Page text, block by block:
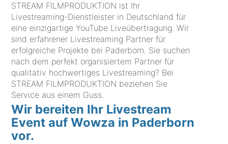
STREAM FILMPRODUKTION ist Ihr
Livestreaming-Dienstleister in Deutschland für
eine einzigartige YouTube Liveübertragung. Wir
sind erfahrener Livestreaming Partner für
erfolgreiche Projekte bei Paderborn. Sie suchen
nach dem perfekt organisiertem Partner für
qualitativ hochwertiges Livestreaming? Bei
STREAM FILMPRODUKTION beziehen Sie
Service aus einem Guss.
Wir bereiten Ihr Livestream
Event auf Wowza in Paderborn
vor.